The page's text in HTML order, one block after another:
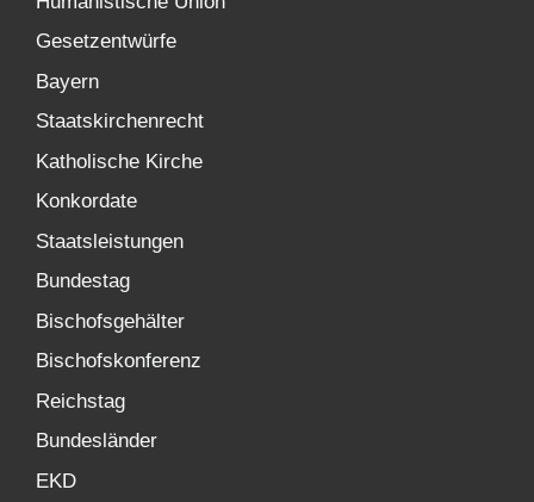
Gesetzentwürfe
Bayern
Staatskirchenrecht
Katholische Kirche
Konkordate
Staatsleistungen
Bundestag
Bischofsgehälter
Bischofskonferenz
Reichstag
Bundesländer
EKD